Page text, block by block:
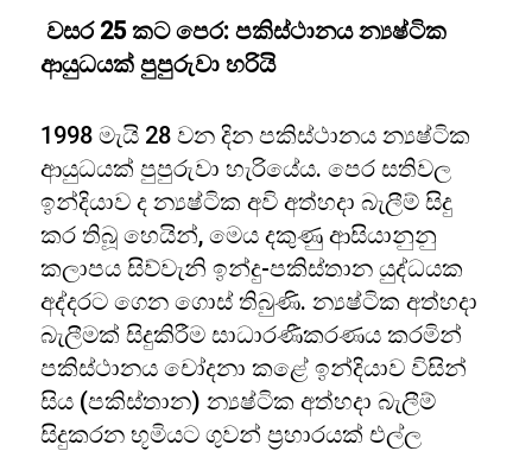
වසර 25 කට පෙර: පකිස්ථානය න්‍යෂ්ටික
ආයුධයක් පුපුරුවා හරියි
1998 මැයි 28 වන දින පකිස්ථානය න්‍යෂ්ටික
ආයුධයක් පුපුරුවා හැරියේය. පෙර සතිවල
ඉන්දියාව ද න්‍යෂ්ටික අවි අත්හදා බැලීම් සිදු
කර තිබූ හෙයින්, මෙය දකුණු ආසියානුනු
කලාපය සිව්වැනි ඉන්දු-පකිස්තාන යුද්ධයක
අද්දරට ගෙන ගොස් තිබුණි. න්‍යෂ්ටික අත්හදා
බැලීමක් සිදුකිරීම සාධාරණීකරණය කරමින්
පකිස්ථානය චෝදනා කළේ ඉන්දියාව විසින්
සිය (පකිස්තාන) න්‍යෂ්ටික අත්හදා බැලීම්
සිදුකරන භූමියට ගුවන් ප්‍රහාරයක් එල්ල